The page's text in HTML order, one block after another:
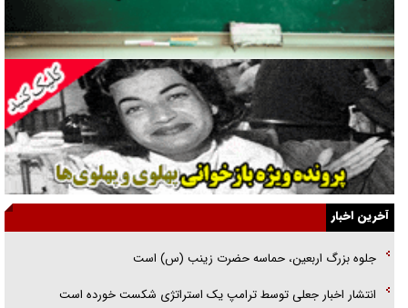
خرید قسطی اولش خنده و آخرش گریه است!
فوتبال و آن «بالا»!
راهبرد غافلگیری با نسل جدید پهپاد‌ها
جنجال پزشکان تقلبی در صنعت زیبایی
یهودی‌ها در ادبیات داستانی اروپا؛ از شکسپیر تا دیکنز
گفت‌وگو با خواهر یکی از شهدای جنگ رمضان/ خواهرم فرمانده جهادی و
اهل خدمت بی‌منت بود
آخرین اخبار
جلوه بزرگ اربعین، حماسه حضرت زینب (س) است
انتشار اخبار جعلی توسط ترامپ یک استراتژی شکست خورده است